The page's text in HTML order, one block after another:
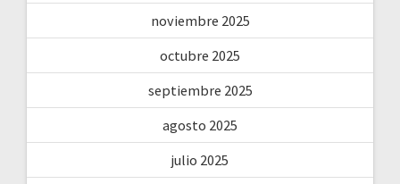
noviembre 2025
octubre 2025
septiembre 2025
agosto 2025
julio 2025